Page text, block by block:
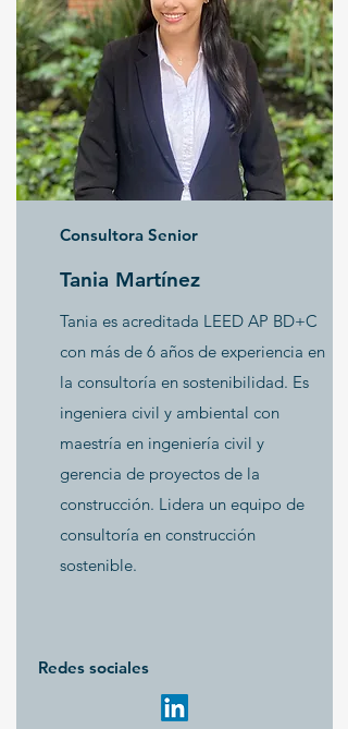
Consultora Senior
Tania Martínez
Tania es acreditada LEED AP BD+C
con más de 6 años de experiencia en
la consultoría en sostenibilidad. Es
ingeniera civil y ambiental con
maestría en ingeniería civil y
gerencia de proyectos de la
construcción. Lidera un equipo de
consultoría en construcción
sostenible.
Redes sociales